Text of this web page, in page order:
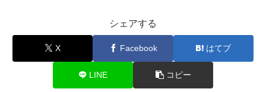
シェアする
X Facebook はてブ
LINE コピー